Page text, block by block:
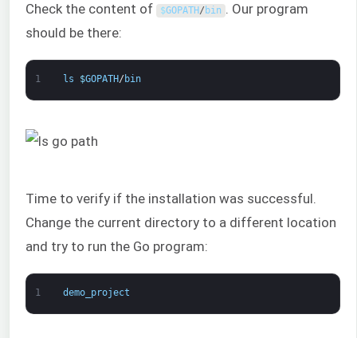
Check the content of $GOPATH/ bin . Our program
should be there:
1 ls $GOPATH/ bin
Time to verify if the installation was successful.
Change the current directory to a different location
and try to run the Go program:
1 demo_project